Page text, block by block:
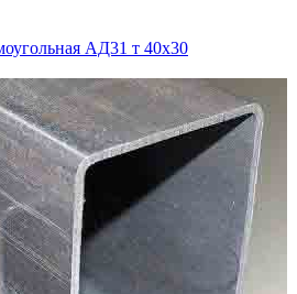
АД31 т 40х30